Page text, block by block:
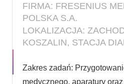
FIRMA: FRESENIUS
POLSKA S.A.
LOKALIZACJA:
KOSZALIN, STACJA
Zakres zadań:
medycznego, aparatury